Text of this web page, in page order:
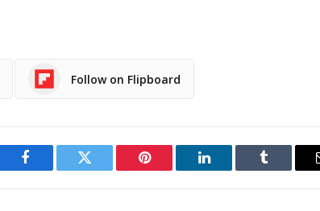
Follow on Flipboard
Facebook Twitter Pinterest LinkedIn Tumblr